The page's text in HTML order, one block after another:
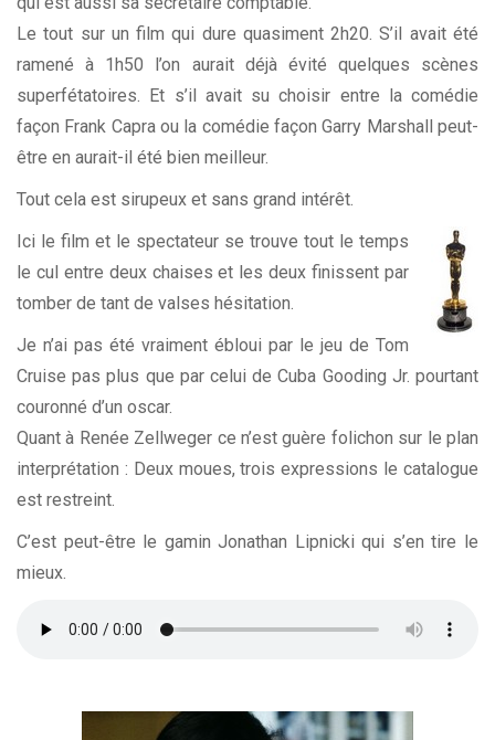
Le tout sur un film qui dure quasiment 2h20. S’il avait été
ramené à 1h50 l’on aurait déjà évité quelques scènes
superfétatoires. Et s’il avait su choisir entre la comédie
façon Frank Capra ou la comédie façon Garry Marshall peut-
être en aurait-il été bien meilleur.
Tout cela est sirupeux et sans grand intérêt.
Ici le film et le spectateur se trouve tout le temps
le cul entre deux chaises et les deux finissent par
tomber de tant de valses hésitation.
Je n’ai pas été vraiment ébloui par le jeu de Tom
Cruise pas plus que par celui de Cuba Gooding Jr. pourtant
couronné d’un oscar.
Quant à Renée Zellweger ce n’est guère folichon sur le plan
interprétation : Deux moues, trois expressions le catalogue
est restreint.
C’est peut-être le gamin Jonathan Lipnicki qui s’en tire le
mieux.